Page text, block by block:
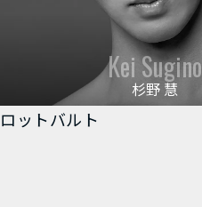
Kei Sugino
杉野 慧
ロットバルト